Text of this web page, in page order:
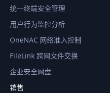
统一终端安全管理
用户行为监控分析
OneNAC 网络准入控制
FileLink 跨网文件交换
企业安全网盘
销售